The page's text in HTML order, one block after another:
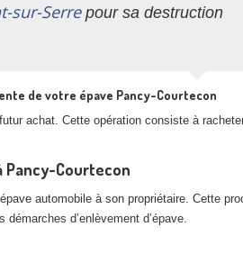
sur-Serrepour sa destruction
de votre épave Pancy-Courtecon
achat. Cette opération consiste à
Pancy-Courtecon
automobile à son propriétaire. Cette
d’enlèvement d’épave.